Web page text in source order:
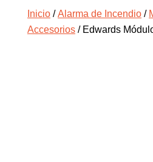
Inicio /Alarma de Incendio /
Accesorios / Edwards